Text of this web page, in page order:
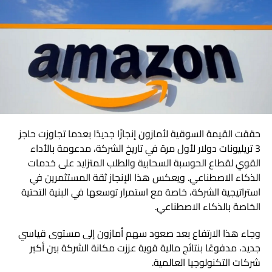
ديزني الرقمية.
ولم تعلن الشركتان حتى الآن عن جدول زمني محدد لإطلاق
الخدمة عالميًا.
خطوة جديدة في مستقبل صناعة
المحتوى الرقمي
يعكس اتفاق ديزني وتيك توك توجهًا متزايدًا نحو التعاون بين
شركات الترفيه التقليدية ومنصات التواصل الاجتماعي، في ظل
الإقبال الكبير على الفيديوهات القصيرة باعتبارها أحد أكثر أنواع
المحتوى انتشارًا.
ورغم إعلان تفاصيل التعاون، لم تكشف ديزني أو تيك توك عن
الجوانب المالية للصفقة، إلا أن الاتفاق يُتوقع أن يفتح آفاقًا
جديدة أمام صناع المحتوى، ويمنح الجمهور تجربة مختلفة تجمع
بين أشهر الشخصيات السينمائية وأسلوب الفيديوهات القصيرة
الذي يحقق انتشارًا واسعًا.
إشعار واضح أو منح المستخدمين خيار الموافقة أو الرفض.
التقنية يوضحون الحقيقة
سامسونج تدخل سوق البطاقات الائتمانية بإطلاق
Galaxy Card لمنافسة Apple Card
حققت القيمة السوقية لأمازون إنجازًا جديدًا بعدما تجاوزت حاجز
3 تريليونات دولار لأول مرة في تاريخ الشركة، مدعومة بالأداء
القوي لقطاع الحوسبة السحابية والطلب المتزايد على خدمات
الذكاء الاصطناعي. ويعكس هذا الإنجاز ثقة المستثمرين في
استراتيجية الشركة، خاصة مع استمرار توسعها في البنية التحتية
الخاصة بالذكاء الاصطناعي.
وجاء هذا الارتفاع بعد صعود سهم أمازون إلى مستوى قياسي
جديد، مدفوعًا بنتائج مالية قوية عززت مكانة الشركة بين أكبر
شركات التكنولوجيا العالمية.